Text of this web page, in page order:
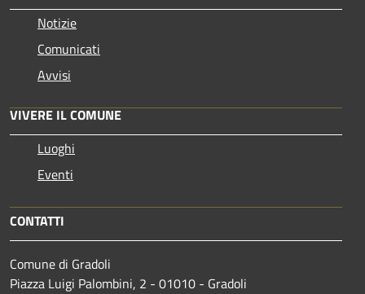
Notizie
Comunicati
Avvisi
VIVERE IL COMUNE
Luoghi
Eventi
CONTATTI
Comune di Gradoli
Piazza Luigi Palombini, 2 - 01010 - Gradoli